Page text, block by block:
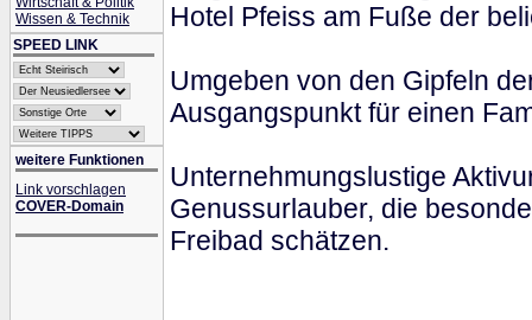
Wissen & Technik
SPEED LINK
weitere Funktionen
Link vorschlagen
COVER-Domain
Hotel Pfeiss am Fuße der
Umgeben von den Gipfeln
Ausgangspunkt für einen
Unternehmungslustige
Genussurlauber, die
Freibad schätzen.